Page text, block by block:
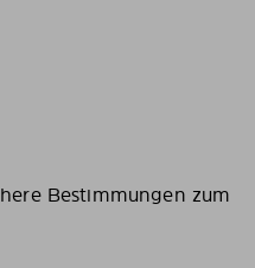
Bestimmungen zum